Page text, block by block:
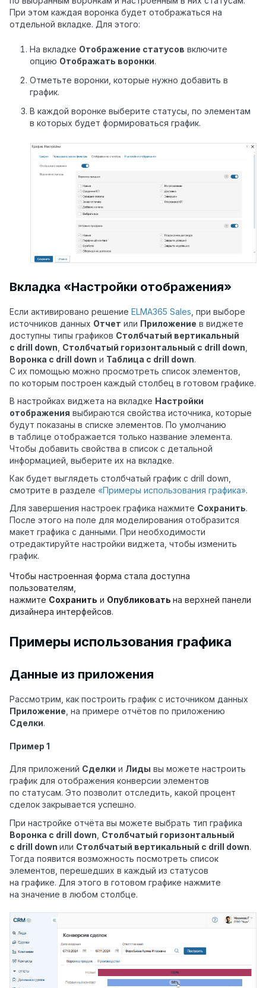
При этом каждая воронка будет отображаться на
отдельной вкладке. Для этого:
На вкладке Отображение статусов включите
опцию Отображать воронки.
Отметьте воронки, которые нужно добавить в
график.
В каждой воронке выберите статусы, по элементам
в которых будет формироваться график.
Вкладка «Настройки отображения»
Если активировано решение ELMA365 Sales , при выборе
источников данных Отчет или Приложение в виджете
доступны типы графиков Столбчатый вертикальный
с drill down Столбчатый горизонтальный с drill down
Воронка с drill down и Таблица с drill down.
С их помощью можно просмотреть список элементов,
по которым построен каждый столбец в готовом графике.
В настройках виджета на вкладке Настройки
отображения выбираются свойства источника, которые
будут показаны в списке элементов. По умолчанию
в таблице отображается только название элемента.
Чтобы добавить свойства в список с детальной
информацией, выберите их на вкладке.
Как будет выглядеть столбчатый график с drill down,
смотрите в разделе «Примеры использования графика».
Для завершения настроек графика нажмите Сохранить.
После этого на поле для моделирования отобразится
макет графика с данными. При необходимости
отредактируйте настройки виджета, чтобы изменить
график.
Чтобы настроенная форма стала доступна
пользователям,
нажмите Сохранить и Опубликовать на верхней панели
дизайнера интерфейсов.
Примеры использования графика
Данные из приложения
Рассмотрим, как построить график с источником данных
Приложение , на примере отчётов по приложению
Сделки.
Пример 1
Для приложений Сделки и Лиды вы можете настроить
график для отображения конверсии элементов
по статусам. Это позволит отследить, какой процент
сделок закрывается успешно.
При настройке отчёта вы можете выбрать тип графика
Воронка с drill down Столбчатый горизонтальный
с drill down или Столбчатый вертикальный с drill down.
Тогда появится возможность посмотреть список
элементов, перешедших в каждый из статусов
на графике. Для этого в готовом графике нажмите
на значение в любом столбце.